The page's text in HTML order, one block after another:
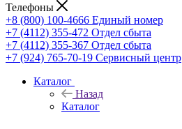
Телефоны
+8 (800) 100-4666 Единый номер
+7 (4112) 355-472 Отдел сбыта
+7 (4112) 355-367 Отдел сбыта
+7 (924) 765-70-19 Сервисный центр
Каталог
Назад
Каталог